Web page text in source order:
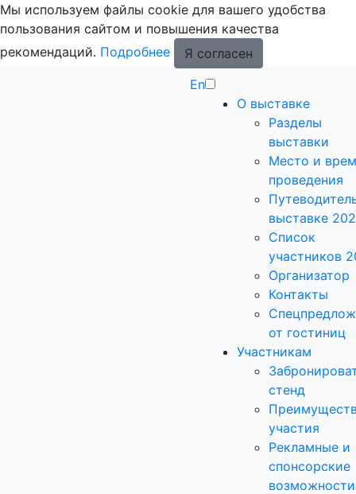
Мы используем файлы cookie для вашего удобства
пользования сайтом и повышения качества
рекомендаций. Подробнее
Я согласен
En
О выставке
Разделы
выставки
Место и
проведения
выставке
Список
участников
Организатор
Контакты
от гостиниц
Участникам
стенд
участия
Рекламные и
спонсорские
возможности